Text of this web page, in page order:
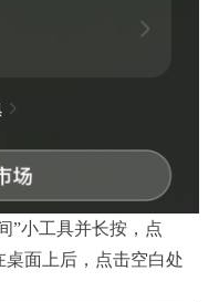
”小工具并长按，点
桌面上后，点击空白处